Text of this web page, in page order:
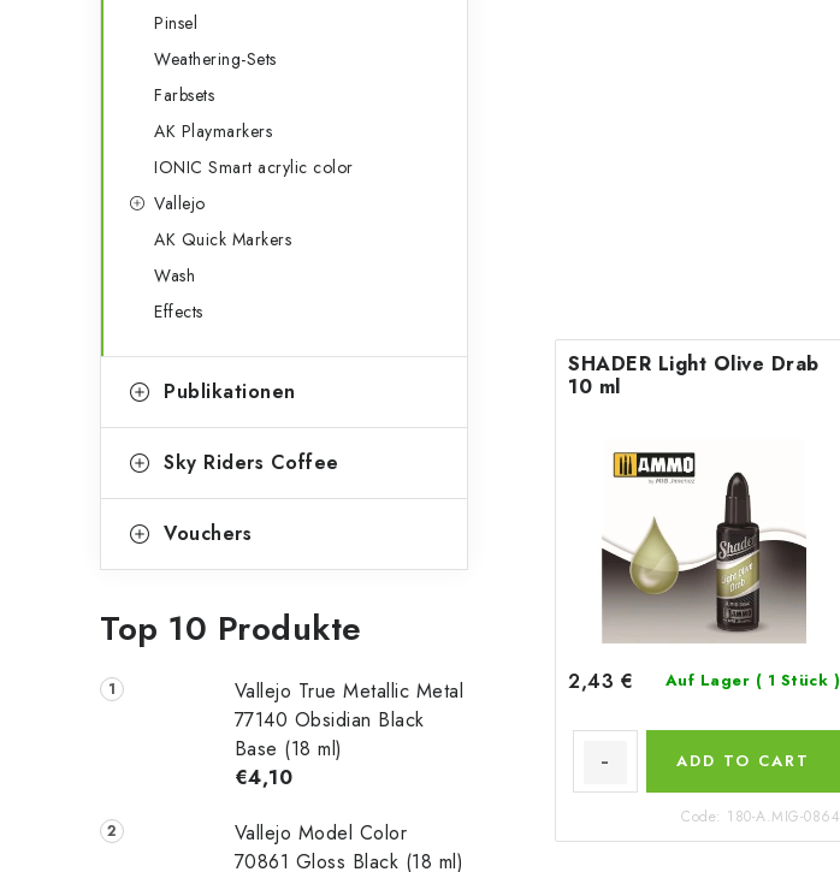
Pinsel
Weathering-Sets
Farbsets
AK Playmarkers
IONIC Smart acrylic color
Vallejo
AK Quick Markers
Wash
Effects
Publikationen
Sky Riders Coffee
Vouchers
Top 10 Produkte
Vallejo True Metallic Metal
77140 Obsidian Black
Base (18 ml)
€4,10
Vallejo Model Color
70861 Gloss Black (18 ml)
SHADER Light Olive Drab
10 ml
2,43 € Auf Lager ( 1 Stück )
ADD TO CART
Code: 180-A.MIG-0864